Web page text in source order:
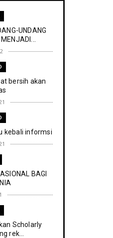
UNDANG
bersih akan
kebali informsi
BAGI
Scholarly
rek...